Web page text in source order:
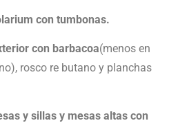
con tumbonas.
con barbacoa(menos en
rosco re butano y planchas
y sillas y mesas altas con